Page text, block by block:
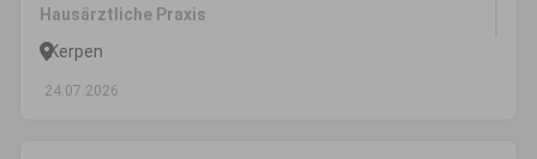
Hausärztliche Praxis
Kerpen
24.07.2026